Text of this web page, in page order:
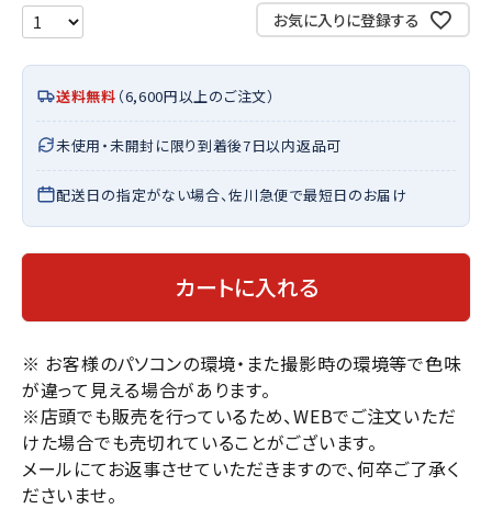
お気に入りに登録する
送料無料 （6,600円以上のご注文）
未使用・未開封に限り到着後7日以内返品可
配送日の指定がない場合、佐川急便で最短日のお届け
カートに入れる
※ お客様のパソコンの環境・また撮影時の環境等で色味
が違って見える場合があります。
※店頭でも販売を行っているため、WEBでご注文いただ
けた場合でも売切れていることがございます。
メールにてお返事させていただきますので、何卒ご了承く
ださいませ。